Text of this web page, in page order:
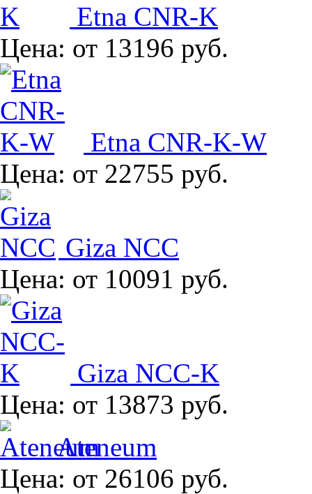
Etna CNR-K
Цена: от 13196 руб.
Etna CNR-K-W
Цена: от 22755 руб.
Giza NCC
Цена: от 10091 руб.
Giza NCC-K
Цена: от 13873 руб.
Ateneum
Цена: от 26106 руб.